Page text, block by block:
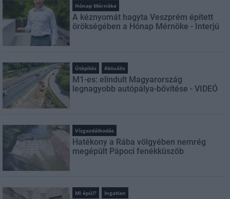
Hónap Mérnöke
A kéznyomát hagyta Veszprém épített
örökségében a Hónap Mérnöke - Interjú
Útépítés Aktuális
M1-es: elindult Magyarország
legnagyobb autópálya-bővítése - VIDEÓ
Vízgazdálkodás
Hatékony a Rába völgyében nemrég
megépült Pápoci fenékküszöb
Mi épül? Ingatlan